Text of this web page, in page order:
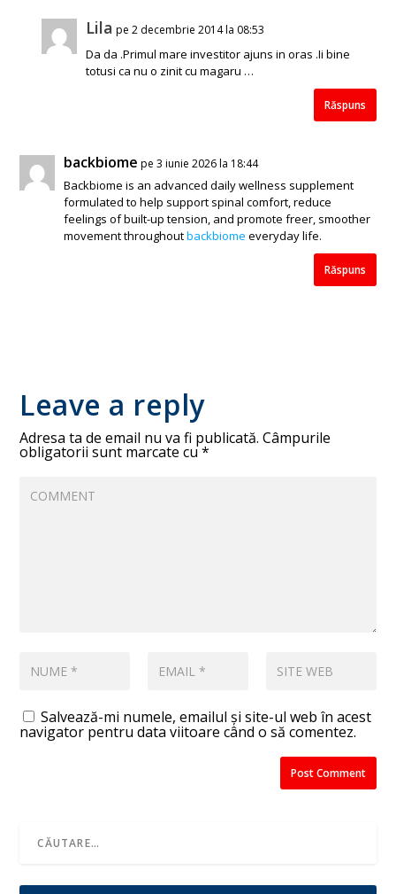
Lila pe 2 decembrie 2014 la 08:53
Da da .Primul mare investitor ajuns in oras .Ii bine
totusi ca nu o zinit cu magaru …
Răspuns
backbiome pe 3 iunie 2026 la 18:44
Backbiome is an advanced daily wellness supplement
formulated to help support spinal comfort, reduce
feelings of built-up tension, and promote freer, smoother
movement throughoutbackbiome everyday life.
Răspuns
Leave a reply
Adresa ta de email nu va fi publicată. Câmpurile
obligatorii sunt marcate cu*
Salvează-mi numele, emailul și site-ul web în acest
navigator pentru data viitoare când o să comentez.